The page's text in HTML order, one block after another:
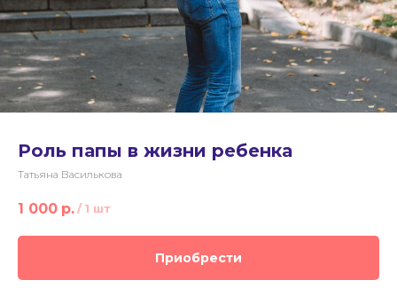
Роль папы в жизни ребенка
Татьяна Василькова
1 000 р. / 1 шт
Приобрести